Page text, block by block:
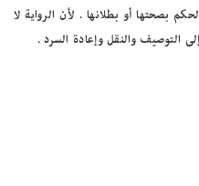
بصحتها أو بطلانها . لأن الرواية لا
التوصيف والنقل وإعادة السرد .